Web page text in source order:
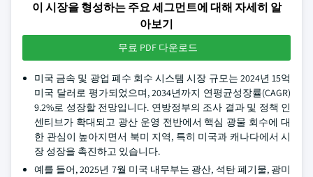
이 시장을 형성하는 주요 세그먼트에 대해 자세히 알
아보기
무료 PDF 다운로드
미국 금속 및 광업 폐수 회수 시스템 시장 규모는 2024년 15억
미국 달러로 평가되었으며, 2034년까지 연평균성장률(CAGR)
9.2%로 성장할 전망입니다. 연방정부의 조사 결과 및 정책 인
센티브가 확대되고 광산 운영 전반에서 핵심 광물 회수에 대
한 관심이 높아지면서 북미 지역, 특히 미국과 캐나다에서 시
장 성장을 촉진하고 있습니다.
예를 들어, 2025년 7월 미국 내무부는 광산, 석탄 폐기물, 광미